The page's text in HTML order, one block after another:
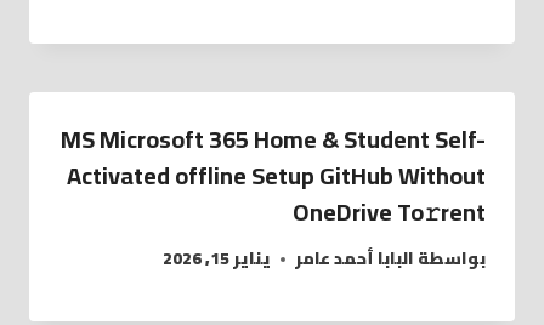
MS Microsoft 365 Home & Student Self-
Activated offline Setup GitHub Without
OneDrive To𝚛rent
بواسطةالبابا أحمد عامر يناير 15, 2026